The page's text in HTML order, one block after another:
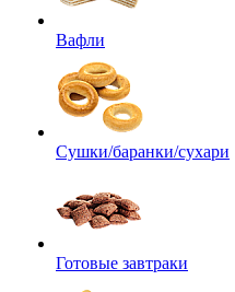
Вафли
Сушки/баранки/сухари
Готовые завтраки